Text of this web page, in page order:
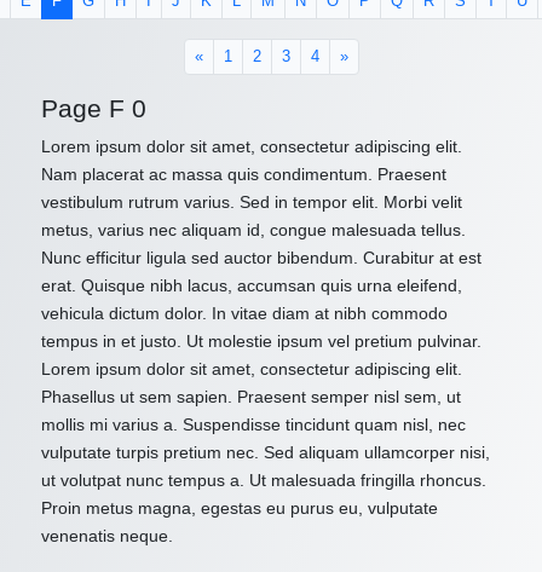
« 1 2 3 4 »
Page F 0
Lorem ipsum dolor sit amet, consectetur adipiscing elit.
Nam placerat ac massa quis condimentum. Praesent
vestibulum rutrum varius. Sed in tempor elit. Morbi velit
metus, varius nec aliquam id, congue malesuada tellus.
Nunc efficitur ligula sed auctor bibendum. Curabitur at est
erat. Quisque nibh lacus, accumsan quis urna eleifend,
vehicula dictum dolor. In vitae diam at nibh commodo
tempus in et justo. Ut molestie ipsum vel pretium pulvinar.
Lorem ipsum dolor sit amet, consectetur adipiscing elit.
Phasellus ut sem sapien. Praesent semper nisl sem, ut
mollis mi varius a. Suspendisse tincidunt quam nisl, nec
vulputate turpis pretium nec. Sed aliquam ullamcorper nisi,
ut volutpat nunc tempus a. Ut malesuada fringilla rhoncus.
Proin metus magna, egestas eu purus eu, vulputate
venenatis neque.